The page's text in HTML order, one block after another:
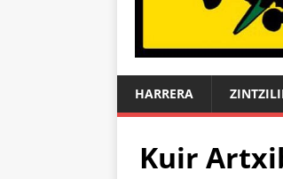
HARRERA
Kuir